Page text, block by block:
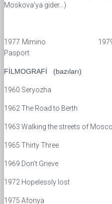
Moskova’ya gider…)
1977 Mimino 1979
Pasport
FİLMOGRAFİ (bazıları)
1960 Seryozha
1962 The Road to Berth
1963 Walking the streets of
1965 Thirty Three
1969 Don’t Grieve
1972 Hopelessly lost
1975 Afonya